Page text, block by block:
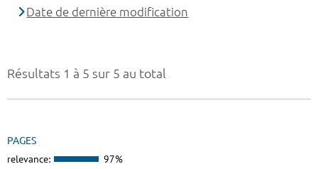
Résultats 1 à 5 sur 5 au total
PAGES
relevance: 97%
Date de dernière modification